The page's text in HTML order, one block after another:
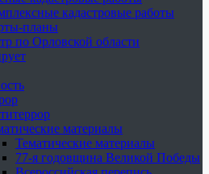
кадастровые работы
планы
по Орловской области
материалы
Тематические материалы
77-я годовщина Великой Победы